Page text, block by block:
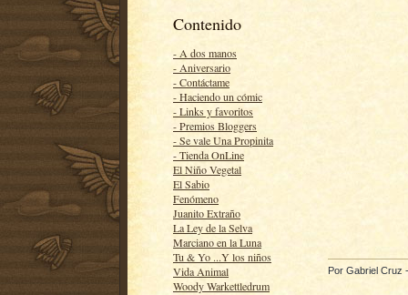
Contenido
- A dos manos
- Aniversario
- Contáctame
- Haciendo un cómic
- Links y favoritos
- Premios Bloggers
- Se vale Una Propinita
- Tienda OnLine
El Niño Vegetal
El Sabio
Fenómeno
Juanito Extraño
La Ley de la Selva
Marciano en la Luna
Tu & Yo ...Y los niños
Vida Animal
Woody Warkettledrum
Por Gabriel Cruz